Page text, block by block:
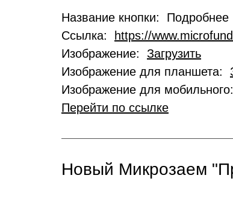
Название кнопки: Подробнее
Ссылка:
https://
Изображение: Загрузить
Изображение для планшета:
Изображение для
Перейти по ссылке
Новый Микрозаем